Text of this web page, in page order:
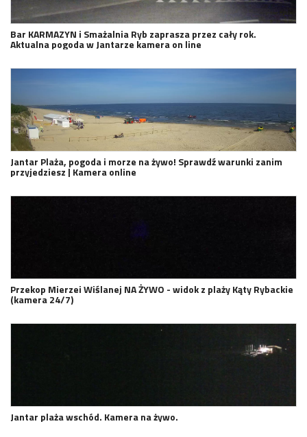
Bar KARMAZYN i Smażalnia Ryb zaprasza przez cały rok.
Aktualna pogoda w Jantarze kamera on line
Jantar Plaża, pogoda i morze na żywo! Sprawdź warunki zanim
przyjedziesz | Kamera online
Przekop Mierzei Wiślanej NA ŻYWO - widok z plaży Kąty Rybackie
(kamera 24/7)
Jantar plaża wschód. Kamera na żywo.